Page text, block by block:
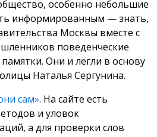
особенно небольшие
информированным — знать,
Москвы вместе с
поведенческие
Они и легли в основу
Наталья Сергунина.
сам». На сайте есть
и уловок
а для проверки слов